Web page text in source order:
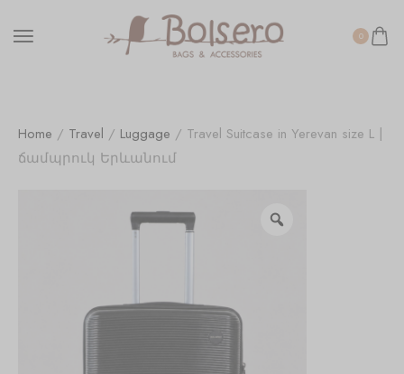
0
Home / Travel / Luggage / Travel Suitcase in Yerevan size L |
ճամպրուկ Երևանում